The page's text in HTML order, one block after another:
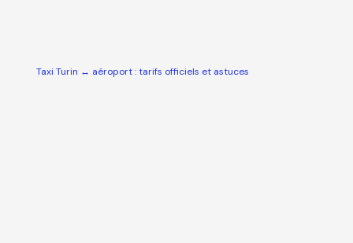
Taxi Turin ↔ aéroport : tarifs officiels et astuces